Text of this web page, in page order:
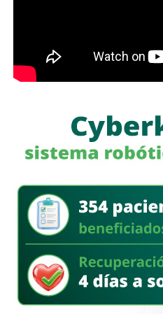
a quienes se les ha
regularización.
deja a los propios
vulnerabilidad,al no contar
previstas por la normativa
“Es la empresa la que no
locales establecen y eso
de indefensión”, señaló.